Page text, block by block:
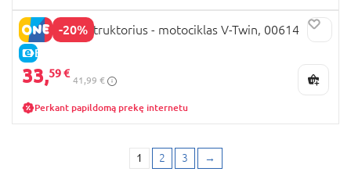
-20%
E-KAINA
REVELL konstruktorius - motociklas V-Twin, 00614
33,59 €
41,99 €
Perkant papildomą prekę internetu
1 2 3 →